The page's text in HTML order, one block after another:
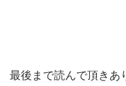
最後まで読んで頂きあ